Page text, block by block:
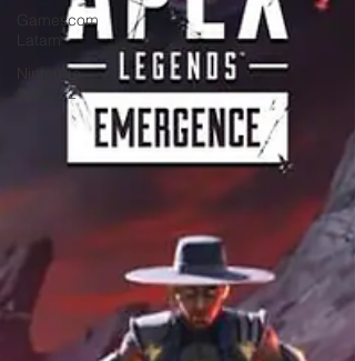
Gamescom
Latam
Nintendo
Switch 2